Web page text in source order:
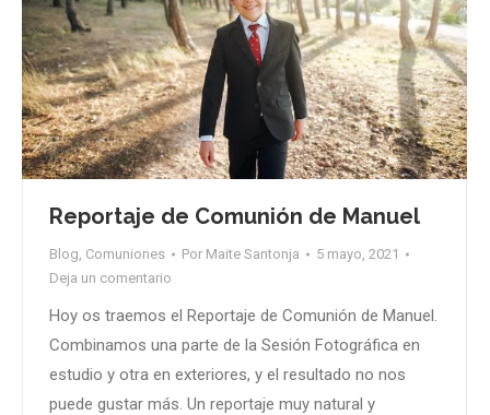
Reportaje de Comunión de Manuel
Blog Comuniones Por Maite Santonja
5 mayo, 2021
Deja un comentario
Hoy os traemos el Reportaje de Comunión de Manuel.
Combinamos una parte de la Sesión Fotográfica en
estudio y otra en exteriores, y el resultado no nos
puede gustar más. Un reportaje muy natural y